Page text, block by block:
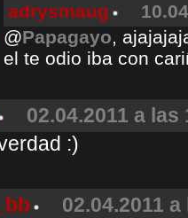
adrysmaug
@Papagayo,
el te odio iba con
02.04.2011 a las
:)
02.04.2011